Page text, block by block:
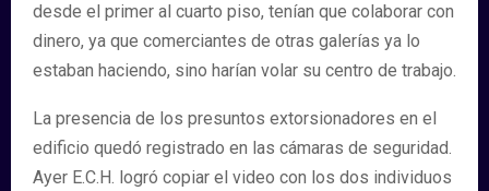
desde el primer al cuarto piso, tenían que colaborar con
dinero, ya que comerciantes de otras galerías ya lo
estaban haciendo, sino harían volar su centro de trabajo.
La presencia de los presuntos extorsionadores en el
edificio quedó registrado en las cámaras de seguridad.
Ayer E.C.H. logró copiar el video con los dos individuos